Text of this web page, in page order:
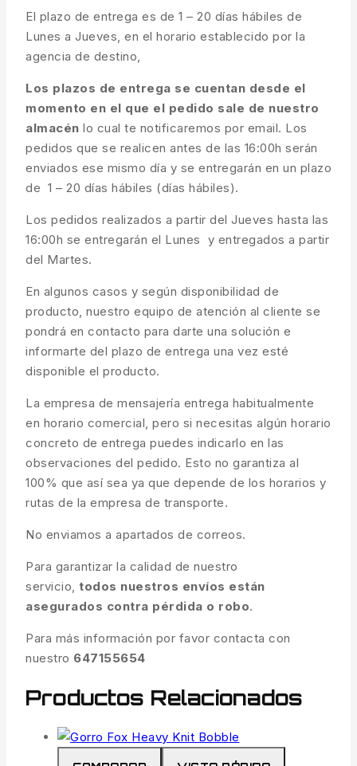
El plazo de entrega es de 1 – 20 días hábiles de
Lunes a Jueves, en el horario establecido por la
agencia de destino,
Los plazos de entrega se cuentan desde el
momento en el que el pedido sale de nuestro
almacén lo cual te notificaremos por email. Los
pedidos que se realicen antes de las 16:00h serán
enviados ese mismo día y se entregarán en un plazo
de 1 – 20 días hábiles (días hábiles).
Los pedidos realizados a partir del Jueves hasta las
16:00h se entregarán el Lunes y entregados a partir
del Martes.
En algunos casos y según disponibilidad de
producto, nuestro equipo de atención al cliente se
pondrá en contacto para darte una solución e
informarte del plazo de entrega una vez esté
disponible el producto.
La empresa de mensajería entrega habitualmente
en horario comercial, pero si necesitas algún horario
concreto de entrega puedes indicarlo en las
observaciones del pedido. Esto no garantiza al
100% que así sea ya que depende de los horarios y
rutas de la empresa de transporte.
No enviamos a apartados de correos.
Para garantizar la calidad de nuestro
servicio, todos nuestros envíos están
asegurados contra pérdida o robo.
Para más información por favor contacta con
nuestro 647155654
Productos Relacionados